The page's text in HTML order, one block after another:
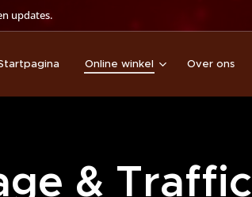
updates.
Online winkel Over ons
& Traffic